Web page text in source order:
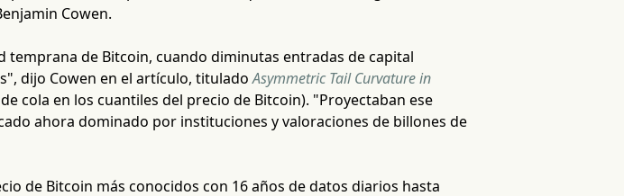
Cowen.
de Bitcoin, cuando diminutas entradas de capital
dijo Cowen en el artículo, tituladoAsymmetric Tail Curvature in
cola en los cuantiles del precio de Bitcoin). "Proyectaban ese
ahora dominado por instituciones y valoraciones de billones de
de Bitcoin más conocidos con 16 años de datos diarios hasta